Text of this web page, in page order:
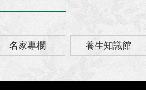
名家專欄 養生知識館